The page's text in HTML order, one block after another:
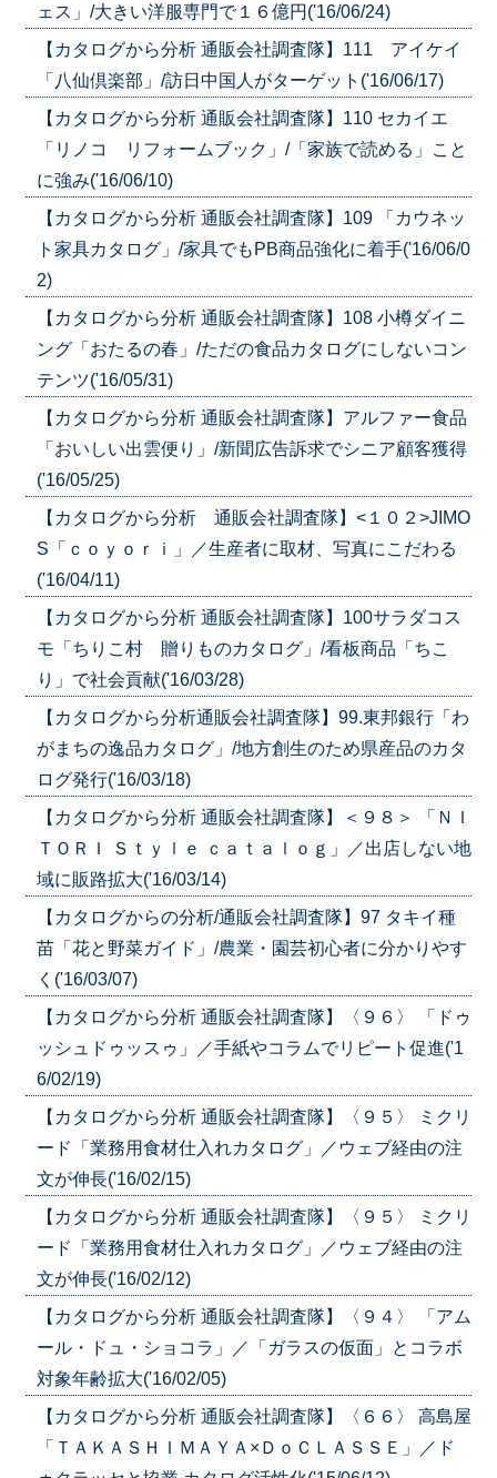
ェス」/大きい洋服専門で１６億円('16/06/24)
【カタログから分析 通販会社調査隊】111 アイケイ
「八仙倶楽部」/訪日中国人がターゲット('16/06/17)
【カタログから分析 通販会社調査隊】110 セカイエ
「リノコ リフォームブック」/「家族で読める」こと
に強み('16/06/10)
【カタログから分析 通販会社調査隊】109 「カウネッ
ト家具カタログ」/家具でもPB商品強化に着手('16/06/0
2)
【カタログから分析 通販会社調査隊】108 小樽ダイニ
ング「おたるの春」/ただの食品カタログにしないコン
テンツ('16/05/31)
【カタログから分析 通販会社調査隊】アルファー食品
「おいしい出雲便り」/新聞広告訴求でシニア顧客獲得
('16/05/25)
【カタログから分析 通販会社調査隊】<１０２>JIMO
S「ｃｏｙｏｒｉ」／生産者に取材、写真にこだわる
('16/04/11)
【カタログから分析 通販会社調査隊】100サラダコス
モ「ちりこ村 贈りものカタログ」/看板商品「ちこ
り」で社会貢献('16/03/28)
【カタログから分析通販会社調査隊】99.東邦銀行「わ
がまちの逸品カタログ」/地方創生のため県産品のカタ
ログ発行('16/03/18)
【カタログから分析 通販会社調査隊】＜９８＞ 「ＮＩ
ＴＯＲＩ Ｓｔｙｌｅ ｃａｔａｌｏｇ」／出店しない地
域に販路拡大('16/03/14)
【カタログからの分析/通販会社調査隊】97 タキイ種
苗「花と野菜ガイド」/農業・園芸初心者に分かりやす
く('16/03/07)
【カタログから分析 通販会社調査隊】〈９６〉 「ドゥ
ッシュドゥッスゥ」／手紙やコラムでリピート促進('1
6/02/19)
【カタログから分析 通販会社調査隊】〈９５〉 ミクリ
ード「業務用食材仕入れカタログ」／ウェブ経由の注
文が伸長('16/02/15)
【カタログから分析 通販会社調査隊】〈９５〉 ミクリ
ード「業務用食材仕入れカタログ」／ウェブ経由の注
文が伸長('16/02/12)
【カタログから分析 通販会社調査隊】〈９４〉 「アム
ール・ドュ・ショコラ」／「ガラスの仮面」とコラボ
対象年齢拡大('16/02/05)
【カタログから分析 通販会社調査隊】〈６６〉 高島屋
「ＴＡＫＡＳＨＩＭＡＹＡ×ＤｏＣＬＡＳＳＥ」／ド